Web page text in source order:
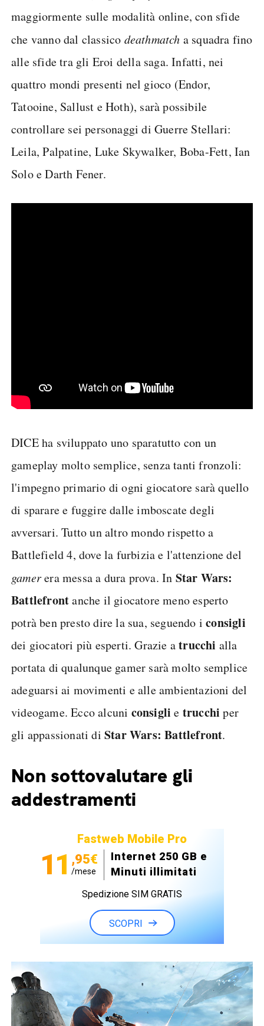
maggiormente sulle modalità online, con sfide
che vanno dal classico deathmatch a squadra fino
alle sfide tra gli Eroi della saga. Infatti, nei
quattro mondi presenti nel gioco (Endor,
Tatooine, Sallust e Hoth), sarà possibile
controllare sei personaggi di Guerre Stellari:
Leila, Palpatine, Luke Skywalker, Boba-Fett, Ian
Solo e Darth Fener.
DICE ha sviluppato uno sparatutto con un
gameplay molto semplice, senza tanti fronzoli:
l'impegno primario di ogni giocatore sarà quello
di sparare e fuggire dalle imboscate degli
avversari. Tutto un altro mondo rispetto a
Battlefield 4, dove la furbizia e l'attenzione del
gamerera messa a dura prova. In Star Wars:
Battlefrontanche il giocatore meno esperto
potrà ben presto dire la sua, seguendo iconsigli
dei giocatori più esperti. Grazie atrucchi alla
portata di qualunque gamer sarà molto semplice
adeguarsi ai movimenti e alle ambientazioni del
videogame. Ecco alcuni consigli e trucchi per
gli appassionati di Star Wars: Battlefront.
Non sottovalutare gli
addestramenti
Fastweb Mobile Pro
11 ,95€
/mese
Internet 250 GB e
Minuti illimitati
Spedizione SIM GRATIS
SCOPRI